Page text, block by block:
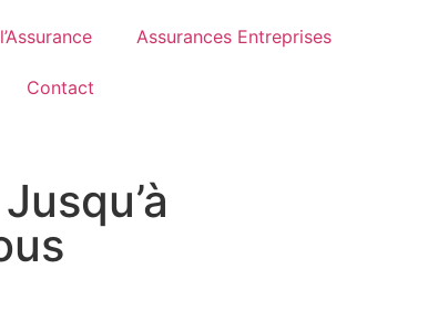
Assurances Entreprises
Contact